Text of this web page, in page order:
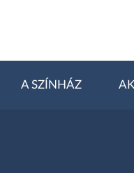
A SZÍNHÁZ